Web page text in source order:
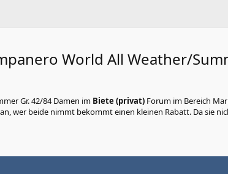
World All Weather/
Gr. 42/84 Damen im Biete (privat) Forum im Bereich
wer beide nimmt bekommt einen kleinen Rabatt. Da sie